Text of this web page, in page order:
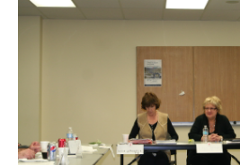
Organismes de la langue française
Francophonie internationale